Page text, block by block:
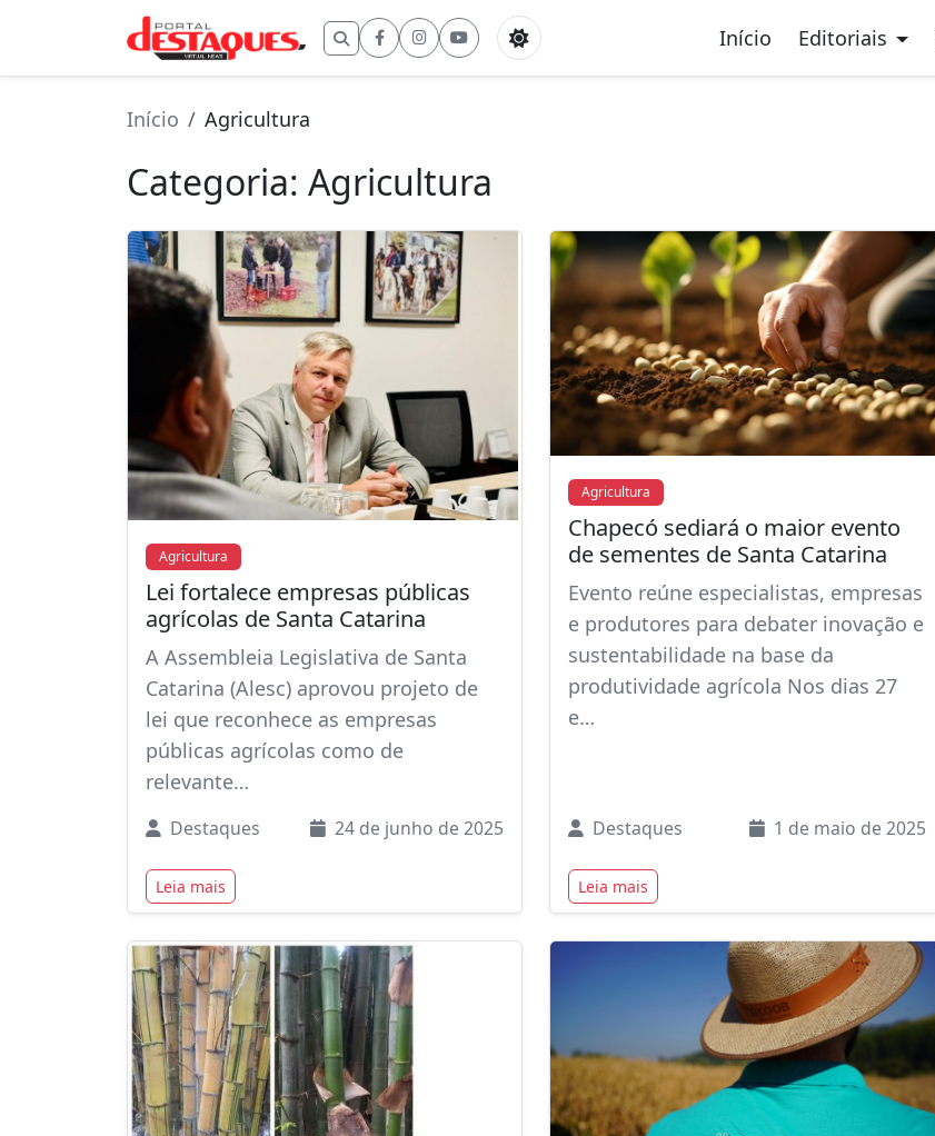
Buscar por: Início Editoriais
Início Agricultura
Categoria: Agricultura
Agricultura
Lei fortalece empresas públicas
agrícolas de Santa Catarina
A Assembleia Legislativa de Santa
Catarina (Alesc) aprovou projeto de
lei que reconhece as empresas
públicas agrícolas como de
relevante…
Destaques 24 de junho de 2025
Leia mais
Agricultura
Chapecó sediará o maior evento
de sementes de Santa Catarina
Evento reúne especialistas, empresas
e produtores para debater inovação e
sustentabilidade na base da
produtividade agrícola Nos dias 27
e…
Destaques 1 de maio de 2025
Leia mais